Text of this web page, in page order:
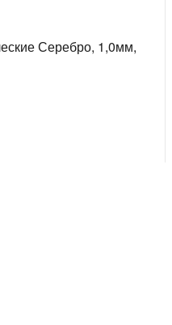
Серебро, 1,0мм,